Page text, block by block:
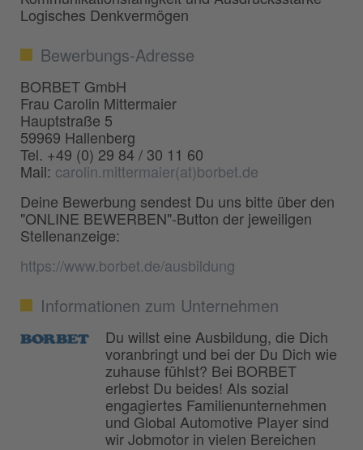
Logisches Denkvermögen
Bewerbungs-Adresse
BORBET GmbH
Frau Carolin Mittermaier
Hauptstraße 5
59969 Hallenberg
Tel. +49 (0) 29 84 / 30 11 60
Mail: carolin.mittermaier(at)borbet.de
Deine Bewerbung sendest Du uns bitte über den
"ONLINE BEWERBEN"-Button der jeweiligen
Stellenanzeige:
https://www.borbet.de/ausbildung
Informationen zum Unternehmen
Du willst eine Ausbildung, die Dich
voranbringt und bei der Du Dich wie
zuhause fühlst? Bei BORBET
erlebst Du beides! Als sozial
engagiertes Familienunternehmen
und Global Automotive Player sind
wir Jobmotor in vielen Bereichen